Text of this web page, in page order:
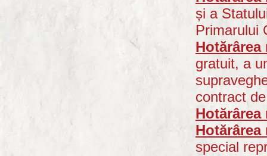
și a
Primarului
Hotărârea
gratuit, a
contract
Hotărârea
Hotărârea
special